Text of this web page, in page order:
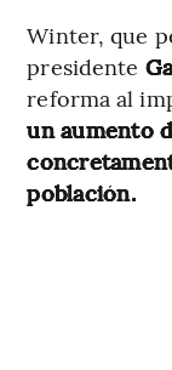
Winter, que
presidente
reforma al
un aumento
población.